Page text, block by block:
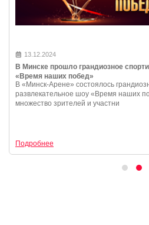
13.12.2024
В Минске прошло грандиозное
«Время наших побед»
В «Минск-Арене» состоялось
развлекательное шоу «Время наших
множество зрителей и участни
Подробнее